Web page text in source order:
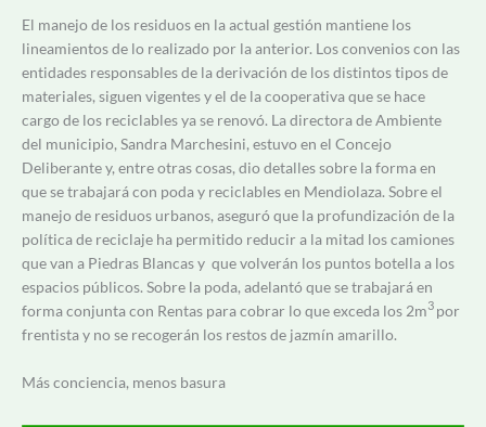
El manejo de los residuos en la actual gestión mantiene los
lineamientos de lo realizado por la anterior. Los convenios con las
entidades responsables de la derivación de los distintos tipos de
materiales, siguen vigentes y el de la cooperativa que se hace
cargo de los reciclables ya se renovó. La directora de Ambiente
del municipio, Sandra Marchesini, estuvo en el Concejo
Deliberante y, entre otras cosas, dio detalles sobre la forma en
que se trabajará con poda y reciclables en Mendiolaza. Sobre el
manejo de residuos urbanos, aseguró que la profundización de la
política de reciclaje ha permitido reducir a la mitad los camiones
que van a Piedras Blancas y que volverán los puntos botella a los
espacios públicos. Sobre la poda, adelantó que se trabajará en
forma conjunta con Rentas para cobrar lo que exceda los 2m3 por
frentista y no se recogerán los restos de jazmín amarillo.
Más conciencia, menos basura